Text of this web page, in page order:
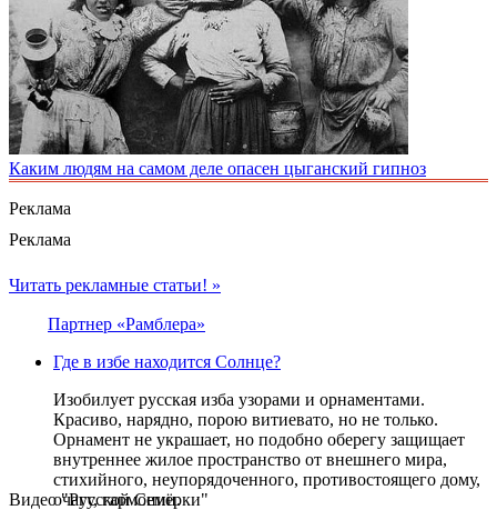
Каким людям на самом деле опасен цыганский гипноз
Реклама
Реклама
Видео "Русской Семёрки"
Читать рекламные статьи! »
Партнер «Рамблера»
Где в избе находится Солнце?
Изобилует русская изба узорами и орнаментами.
Красиво, нарядно, порою витиевато, но не только.
Орнамент не украшает, но подобно оберегу защищает
внутреннее жилое пространство от внешнего мира,
стихийного, неупорядоченного, противостоящего дому,
очагу, гармонии.